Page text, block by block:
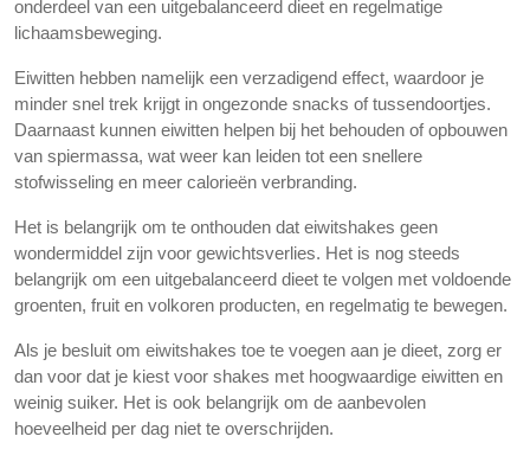
onderdeel van een uitgebalanceerd dieet en regelmatige
lichaamsbeweging.
Eiwitten hebben namelijk een verzadigend effect, waardoor je
minder snel trek krijgt in ongezonde snacks of tussendoortjes.
Daarnaast kunnen eiwitten helpen bij het behouden of opbouwen
van spiermassa, wat weer kan leiden tot een snellere
stofwisseling en meer calorieën verbranding.
Het is belangrijk om te onthouden dat eiwitshakes geen
wondermiddel zijn voor gewichtsverlies. Het is nog steeds
belangrijk om een uitgebalanceerd dieet te volgen met voldoende
groenten, fruit en volkoren producten, en regelmatig te bewegen.
Als je besluit om eiwitshakes toe te voegen aan je dieet, zorg er
dan voor dat je kiest voor shakes met hoogwaardige eiwitten en
weinig suiker. Het is ook belangrijk om de aanbevolen
hoeveelheid per dag niet te overschrijden.